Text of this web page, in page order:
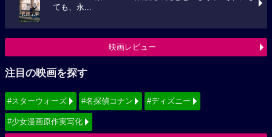
ても、永...
映画レビュー
注目の映画を探す
#スターウォーズ #名探偵コナン #ディズニー
#少女漫画原作実写化